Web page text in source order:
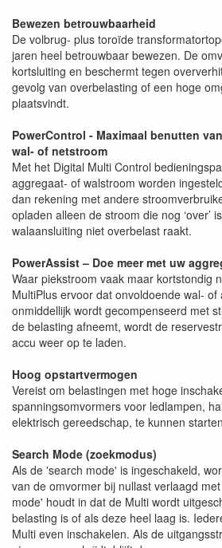
Bewezen betrouwbaarheid
De volbrug- plus toroïde
jaren heel betrouwbaar bewezen. De
kortsluiting en beschermt tegen
gevolg van overbelasting of een hoge
plaatsvindt.
PowerControl - Maximaal benutten
wal- of netstroom
Met het Digital Multi Control
aggregaat- of walstroom worden
dan rekening met andere
opladen alleen de stroom die nog ‘over’
walaansluiting niet overbelast raakt.
PowerAssist – Doe meer met uw
Waar piekstroom vaak maar kortstondig
MultiPlus ervoor dat onvoldoende wal-
onmiddellijk wordt gecompenseerd met
de belasting afneemt, wordt de
accu weer op te laden.
Hoog opstartvermogen
Vereist om belastingen met hoge
spanningsomvormers voor ledlampen,
elektrisch gereedschap, te kunnen
Search Mode (zoekmodus)
Als de 'search mode' is ingeschakeld,
van de omvormer bij nullast verlaagd
mode' houdt in dat de Multi wordt
belasting is of als deze heel laag is.
Multi even inschakelen. Als de